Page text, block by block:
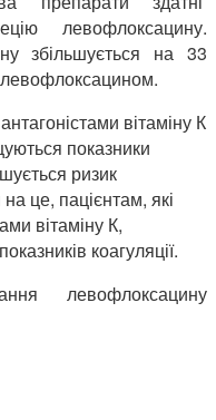
левофлоксацину.
збільшується на 33
вітаміну К
показники
ризик
це, пацієнтам, які
вітаміну К,
коагуляції.
левофлоксацину